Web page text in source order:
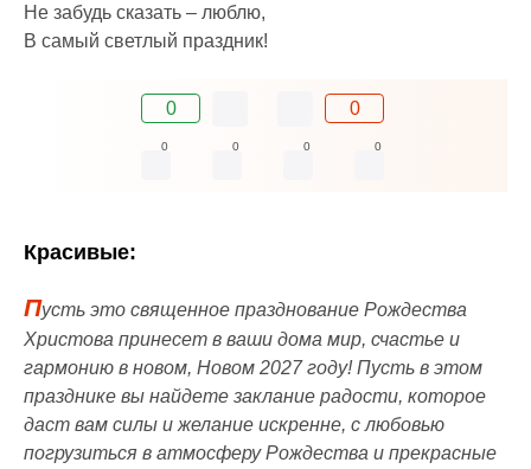
Не забудь сказать – люблю,
В самый светлый праздник!
0 0
0 0 0 0
Красивые:
Пусть это священное празднование Рождества
Христова принесет в ваши дома мир, счастье и
гармонию в новом, Новом 2027 году! Пусть в этом
празднике вы найдете заклание радости, которое
даст вам силы и желание искренне, с любовью
погрузиться в атмосферу Рождества и прекрасные